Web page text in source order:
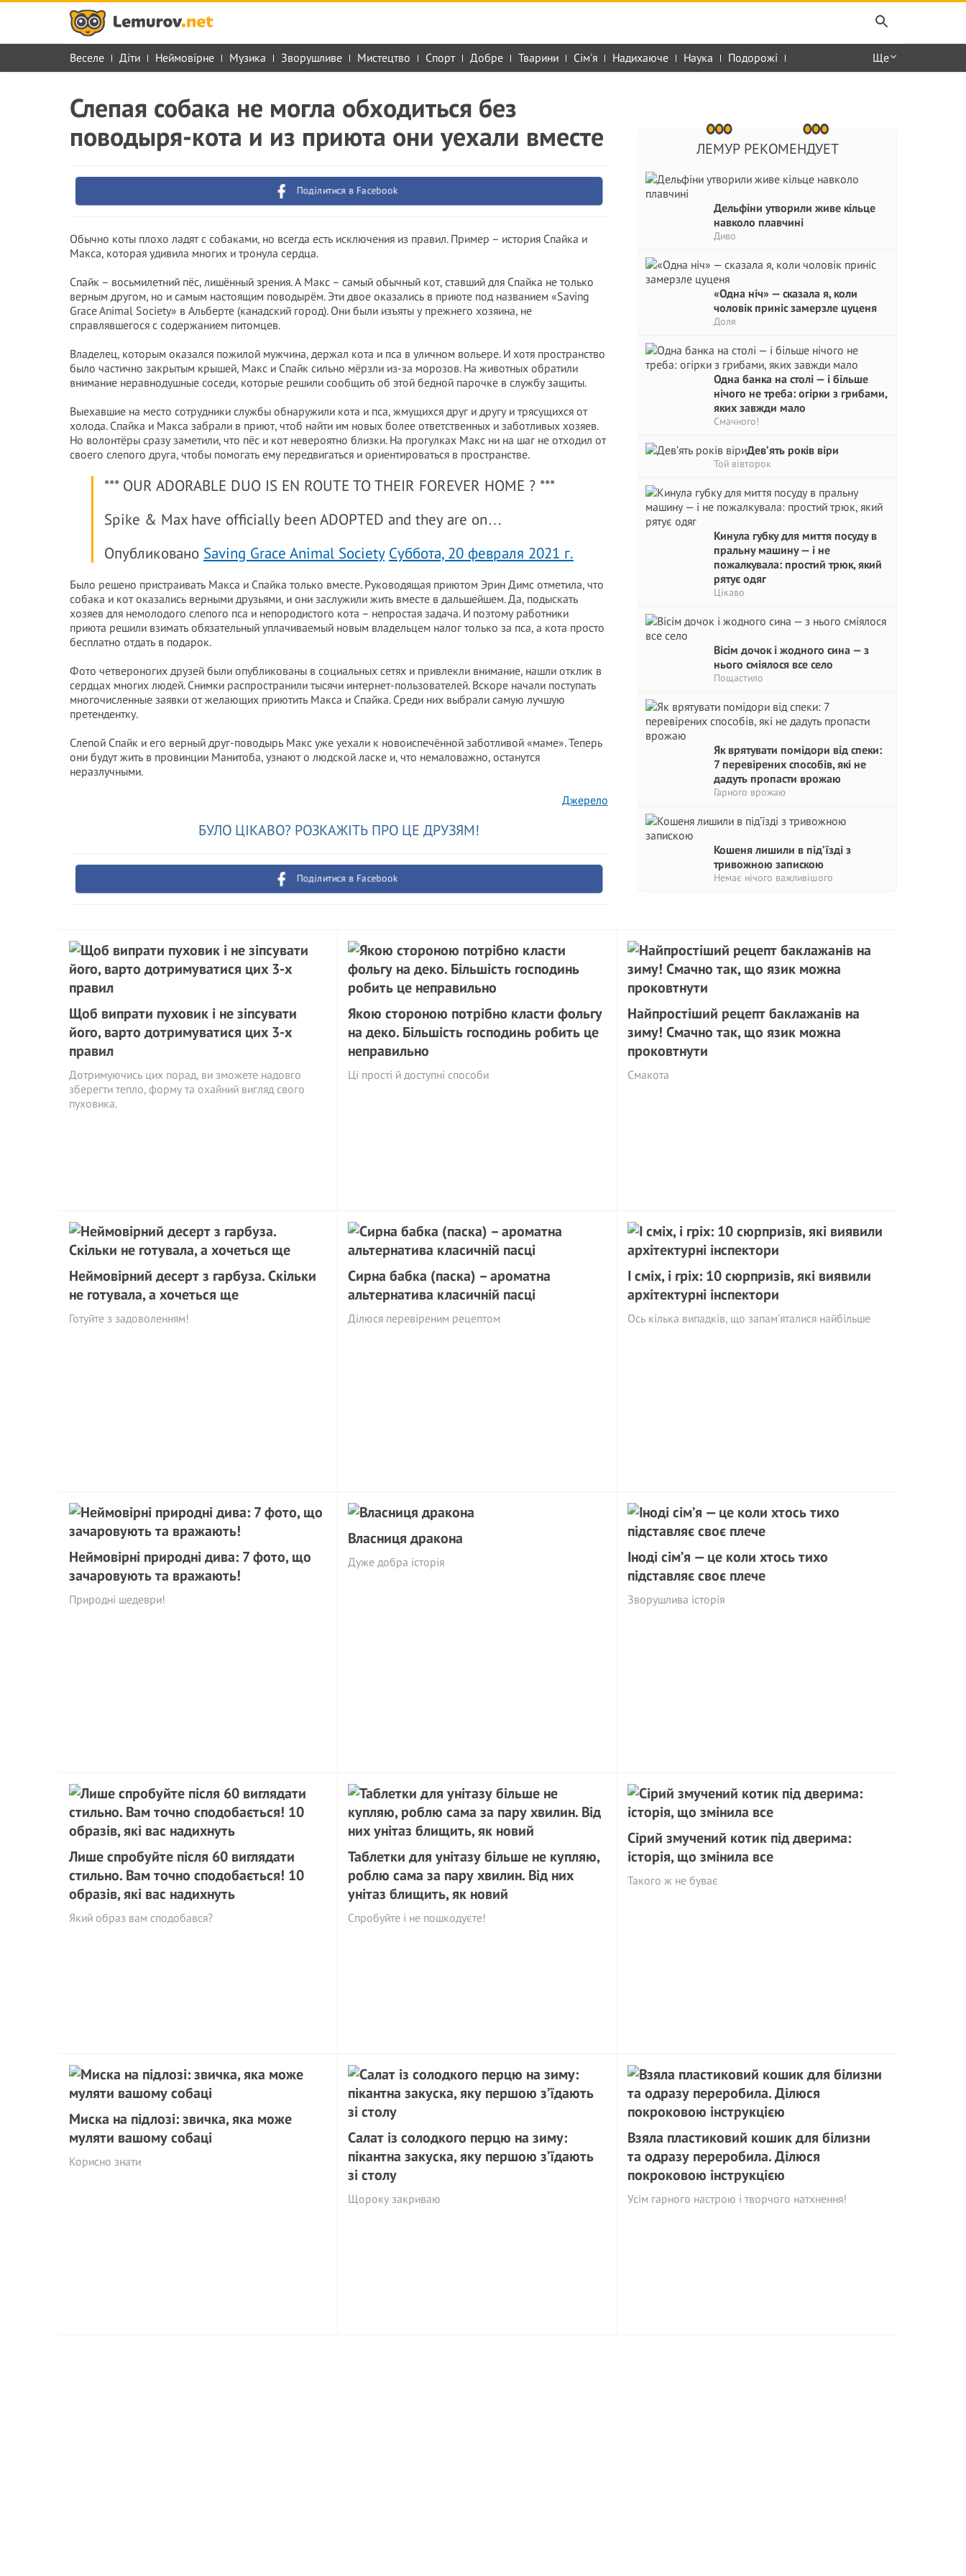
Веселе Діти Неймовірне Музика Зворушливе Мистецтво Спорт Добре Тварини Сім'я Надихаюче Наука Подорожі Ще
ЛЕМУР РЕКОМЕНДУЕТ
Дельфіни утворили живе кільце
навколо плавчині
Диво
«Одна ніч» — сказала я, коли
чоловік приніс замерзле цуценя
Доля
Одна банка на столі — і більше
нічого не треба: огірки з грибами,
яких завжди мало
Смачного!
Дев’ять років віри
Той вівторок
Кинула губку для миття посуду в
пральну машину — і не
пожалкувала: простий трюк, який
рятує одяг
Цікаво
Вісім дочок і жодного сина — з
нього сміялося все село
Пощастило
Як врятувати помідори від спеки:
7 перевірених способів, які не
дадуть пропасти врожаю
Гарного врожаю
Кошеня лишили в під’їзді з
тривожною запискою
Немає нічого важливішого
Слепая собака не могла обходиться без
поводыря-кота и из приюта они уехали вместе
Поділитися в Facebook
Обычно коты плохо ладят с собаками, но всегда есть исключения из правил. Пример – история Спайка и
Макса, которая удивила многих и тронула сердца.
Спайк – восьмилетний пёс, лишённый зрения. А Макс – самый обычный кот, ставший для Спайка не только
верным другом, но и самым настоящим поводырём. Эти двое оказались в приюте под названием «Saving
Grace Animal Society» в Альберте (канадский город). Они были изъяты у прежнего хозяина, не
справлявшегося с содержанием питомцев.
Владелец, которым оказался пожилой мужчина, держал кота и пса в уличном вольере. И хотя пространство
было частично закрытым крышей, Макс и Спайк сильно мёрзли из-за морозов. На животных обратили
внимание неравнодушные соседи, которые решили сообщить об этой бедной парочке в службу защиты.
Выехавшие на место сотрудники службы обнаружили кота и пса, жмущихся друг и другу и трясущихся от
холода. Спайка и Макса забрали в приют, чтоб найти им новых более ответственных и заботливых хозяев.
Но волонтёры сразу заметили, что пёс и кот невероятно близки. На прогулках Макс ни на шаг не отходил от
своего слепого друга, чтобы помогать ему передвигаться и ориентироваться в пространстве.
*** OUR ADORABLE DUO IS EN ROUTE TO THEIR FOREVER HOME ? ***
Spike & Max have officially been ADOPTED and they are on…
Опубликовано Saving Grace Animal Society Суббота, 20 февраля 2021 г.
Было решено пристраивать Макса и Спайка только вместе. Руководящая приютом Эрин Димс отметила, что
собака и кот оказались верными друзьями, и они заслужили жить вместе в дальшейшем. Да, подыскать
хозяев для немолодого слепого пса и непородистого кота – непростая задача. И поэтому работники
приюта решили взимать обязательный уплачиваемый новым владельцем налог только за пса, а кота просто
бесплатно отдать в подарок.
Фото четвероногих друзей были опубликованы в социальных сетях и привлекли внимание, нашли отклик в
сердцах многих людей. Снимки распространили тысячи интернет-пользователей. Вскоре начали поступать
многочисленные заявки от желающих приютить Макса и Спайка. Среди них выбрали самую лучшую
претендентку.
Слепой Спайк и его верный друг-поводырь Макс уже уехали к новоиспечённой заботливой «маме». Теперь
они будут жить в провинции Манитоба, узнают о людской ласке и, что немаловажно, останутся
неразлучными.
Джерело
БУЛО ЦІКАВО? РОЗКАЖІТЬ ПРО ЦЕ ДРУЗЯМ!
Поділитися в Facebook
Щоб випрати пуховик і не зіпсувати
його, варто дотримуватися цих 3-х
правил
Дотримуючись цих порад, ви зможете надовго
зберегти тепло, форму та охайний вигляд свого
пуховика.
Якою стороною потрібно класти фольгу
на деко. Більшість господинь робить це
неправильно
Ці прості й доступні способи
Найпростіший рецепт баклажанів на
зиму! Смачно так, що язик можна
проковтнути
Смакота
Неймовірний десерт з гарбуза. Скільки
не готувала, а хочеться ще
Готуйте з задоволенням!
Сирна бабка (паска) – ароматна
альтернатива класичній пасці
Ділюся перевіреним рецептом
І сміх, і гріх: 10 сюрпризів, які виявили
архітектурні інспектори
Ось кілька випадків, що запам’яталися найбільше
Неймовірні природні дива: 7 фото, що
зачаровують та вражають!
Природні шедеври!
Власниця дракона
Дуже добра історія
Іноді сім’я — це коли хтось тихо
підставляє своє плече
Зворушлива історія
Лише спробуйте після 60 виглядати
стильно. Вам точно сподобається! 10
образів, які вас надихнуть
Який образ вам сподобався?
Таблетки для унітазу більше не купляю,
роблю сама за пару хвилин. Від них
унітаз блищить, як новий
Спробуйте і не пошкодуєте!
Сірий змучений котик під дверима:
історія, що змінила все
Такого ж не буває
Миска на підлозі: звичка, яка може
муляти вашому собаці
Корисно знати
Салат із солодкого перцю на зиму:
пікантна закуска, яку першою з’їдають
зі столу
Щороку закриваю
Взяла пластиковий кошик для білизни
та одразу переробила. Ділюся
покроковою інструкцією
Усім гарного настрою і творчого натхнення!